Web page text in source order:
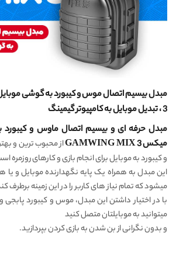
3 ، تبدیل موبایل به کامپیوتر گیمینگ
مبدل حرفه ای و بیسیم اتصال ماوس و کیبورد
میکس GAMWING MIX 3
از محبوب ترین و
و کیبورد به موبایل برای انجام بازی و کارهای روزمره
این مبدل به همراه یک پایه نگهدارنده موبایل و
میشود که تمام نیاز های کاربر را در این زمینه برطرف
با در اختیار داشتن این مبدل، موس و کیبورد پابجی
میتوانید به موبایلتان متصل کنید
و بدون نگرانی از بن شدن به بازی کردن بپردازید.